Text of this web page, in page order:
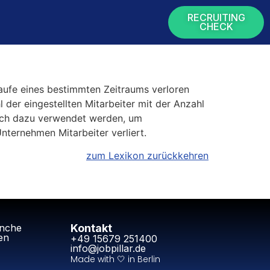
RECRUITING
CHECK
eines bestimmten Zeitraums verloren
der eingestellten Mitarbeiter mit der Anzahl
dazu verwendet werden, um
Mitarbeiter verliert.
zum Lexikon zurückkehren
Kontakt
+49 15679 251400
info@jobpillar.de
Made with 🤍 in Berlin​